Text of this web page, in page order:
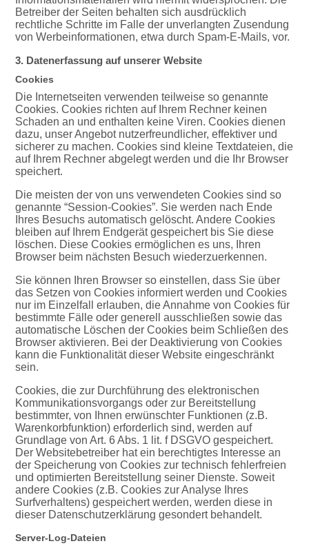
Betreiber der Seiten behalten sich ausdrücklich
rechtliche Schritte im Falle der unverlangten Zusendung
von Werbeinformationen, etwa durch Spam-E-Mails, vor.
3. Datenerfassung auf unserer Website
Cookies
Die Internetseiten verwenden teilweise so genannte
Cookies. Cookies richten auf Ihrem Rechner keinen
Schaden an und enthalten keine Viren. Cookies dienen
dazu, unser Angebot nutzerfreundlicher, effektiver und
sicherer zu machen. Cookies sind kleine Textdateien, die
auf Ihrem Rechner abgelegt werden und die Ihr Browser
speichert.
Die meisten der von uns verwendeten Cookies sind so
genannte “Session-Cookies”. Sie werden nach Ende
Ihres Besuchs automatisch gelöscht. Andere Cookies
bleiben auf Ihrem Endgerät gespeichert bis Sie diese
löschen. Diese Cookies ermöglichen es uns, Ihren
Browser beim nächsten Besuch wiederzuerkennen.
Sie können Ihren Browser so einstellen, dass Sie über
das Setzen von Cookies informiert werden und Cookies
nur im Einzelfall erlauben, die Annahme von Cookies für
bestimmte Fälle oder generell ausschließen sowie das
automatische Löschen der Cookies beim Schließen des
Browser aktivieren. Bei der Deaktivierung von Cookies
kann die Funktionalität dieser Website eingeschränkt
sein.
Cookies, die zur Durchführung des elektronischen
Kommunikationsvorgangs oder zur Bereitstellung
bestimmter, von Ihnen erwünschter Funktionen (z.B.
Warenkorbfunktion) erforderlich sind, werden auf
Grundlage von Art. 6 Abs. 1 lit. f DSGVO gespeichert.
Der Websitebetreiber hat ein berechtigtes Interesse an
der Speicherung von Cookies zur technisch fehlerfreien
und optimierten Bereitstellung seiner Dienste. Soweit
andere Cookies (z.B. Cookies zur Analyse Ihres
Surfverhaltens) gespeichert werden, werden diese in
dieser Datenschutzerklärung gesondert behandelt.
Server-Log-Dateien